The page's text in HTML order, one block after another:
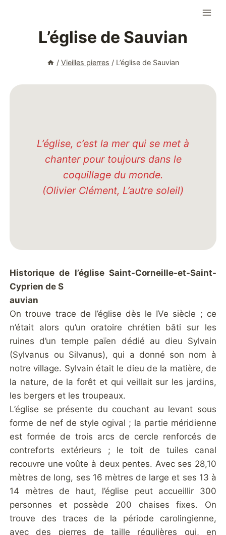
L’église de Sauvian
/ Vieilles pierres / L’église de Sauvian
L’église, c’est la mer qui se met à
chanter pour toujours dans le
coquillage du monde.
(Olivier Clément, L’autre soleil)
Historique de l’église Saint-Corneille-et-Saint-
Cyprien de S
auvian
On trouve trace de l’église dès le IVe siècle ; ce
n’était alors qu’un oratoire chrétien bâti sur les
ruines d’un temple païen dédié au dieu Sylvain
(Sylvanus ou Silvanus), qui a donné son nom à
notre village. Sylvain était le dieu de la matière, de
la nature, de la forêt et qui veillait sur les jardins,
les bergers et les troupeaux.
L’église se présente du couchant au levant sous
forme de nef de style ogival ; la partie méridienne
est formée de trois arcs de cercle renforcés de
contreforts extérieurs ; le toit de tuiles canal
recouvre une voûte à deux pentes. Avec ses 28,10
mètres de long, ses 16 mètres de large et ses 13 à
14 mètres de haut, l’église peut accueillir 300
personnes et possède 200 chaises fixes. On
trouve des traces de la période carolingienne,
avec des pierres de taille régulières qui, en